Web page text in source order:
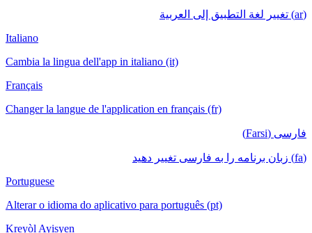
(ar) تغيير لغة التطبيق إلى العربية
Italiano
Cambia la lingua dell'app in italiano (it)
Français
Changer la langue de l'application en français (fr)
فارسی (Farsi)
(fa) زبان برنامه را به فارسی تغییر دهید
Portuguese
Alterar o idioma do aplicativo para português (pt)
Kreyòl Ayisyen